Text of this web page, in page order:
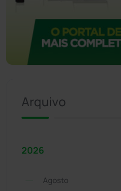
Arquivo
2026
Agosto